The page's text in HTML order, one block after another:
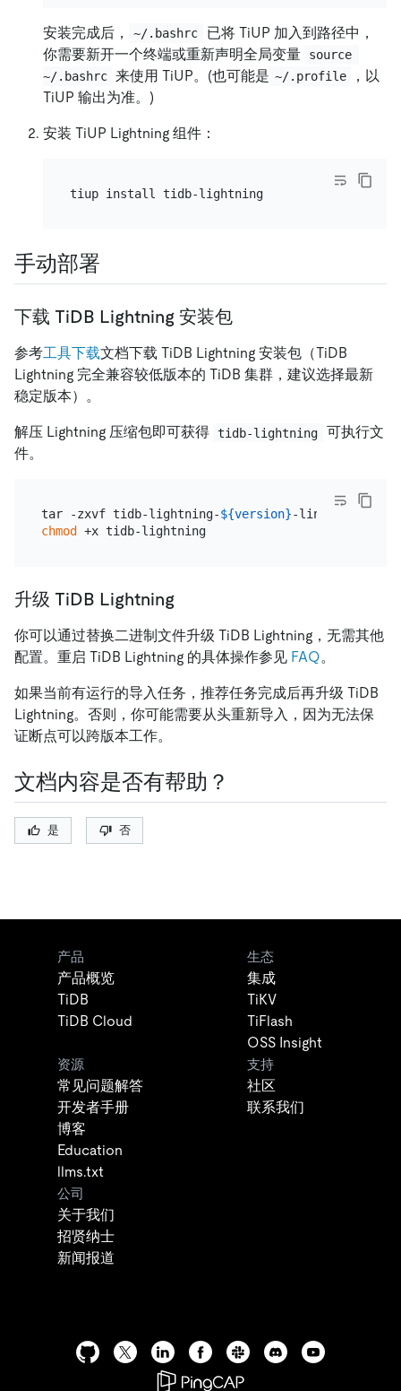
安装完成后， ~/.bashrc
已将 TiUP 加入到路径中，
你需要新开一个终端或重新声明全局变量
source
~/.bashrc 来使用 TiUP。(也可能是 ~/.profile
，以
TiUP 输出为准。)
安装 TiUP Lightning 组件：
tiup install tidb-lightning
手动部署
下载 TiDB Lightning 安装包
参考工具下载文档下载 TiDB Lightning 安装包（TiDB
Lightning 完全兼容较低版本的 TiDB 集群，建议选择最新
稳定版本）。
解压 Lightning 压缩包即可获得 tidb-lightning
可执行文
件。
tar -zxvf tidb-lightning-${version}
chmod
+x tidb-lightning
升级 TiDB Lightning
你可以通过替换二进制文件升级 TiDB Lightning，无需其他
配置。重启 TiDB Lightning 的具体操作参见 FAQ。
如果当前有运行的导入任务，推荐任务完成后再升级 TiDB
Lightning。否则，你可能需要从头重新导入，因为无法保
证断点可以跨版本工作。
文档内容是否有帮助？
是 否
产品
产品概览
TiDB
TiDB Cloud
生态
集成
TiKV
TiFlash
OSS Insight
资源
常见问题解答
开发者手册
博客
Education
llms.txt
支持
社区
联系我们
公司
关于我们
招贤纳士
新闻报道